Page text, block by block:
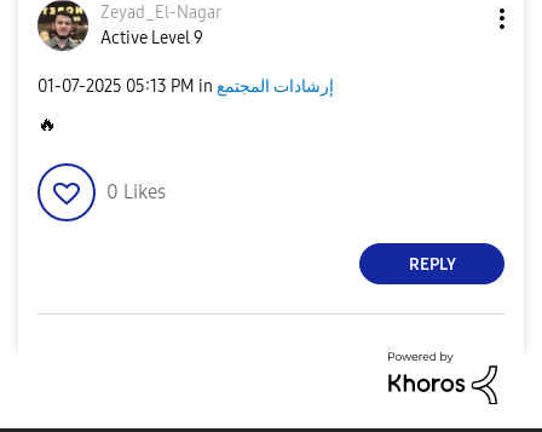
Zeyad_El-Nagar
Active Level 9
‎01-07-2025 05:13 PM in إرشادات المجتمع
🔥
0 Likes
REPLY